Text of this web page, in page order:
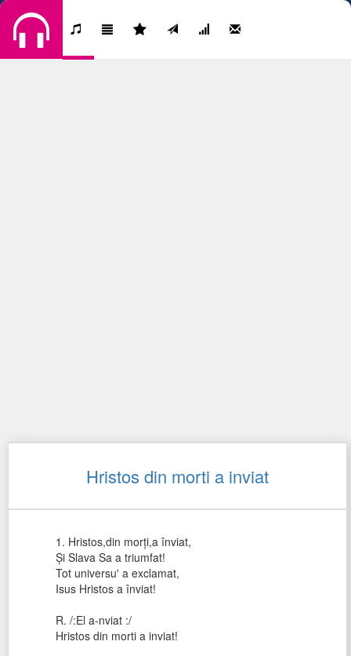
Hristos din morti a inviat
1. Hristos,din morți,a înviat,
Și Slava Sa a triumfat!
Tot universu' a exclamat,
Isus Hristos a înviat!
R. /:El a-nviat :/
Hristos din morti a inviat!